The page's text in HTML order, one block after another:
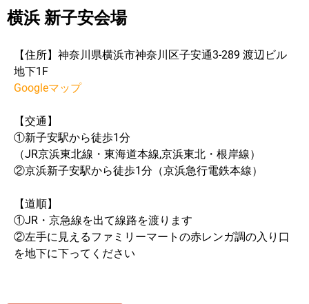
横浜 新子安会場
【住所】神奈川県横浜市神奈川区子安通3-289 渡辺ビル
地下1F
Googleマップ
【交通】
①新子安駅から徒歩1分
（JR京浜東北線・東海道本線,京浜東北・根岸線）
②京浜新子安駅から徒歩1分（京浜急行電鉄本線）
【道順】
①JR・京急線を出て線路を渡ります
②左手に見えるファミリーマートの赤レンガ調の入り口
を地下に下ってください